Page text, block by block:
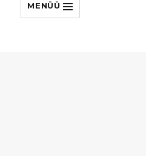
MENÜÜ